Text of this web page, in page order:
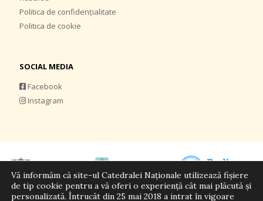
Politica de confidențialitate
Politica de cookie
SOCIAL MEDIA
Facebook
Instagram
Vă informăm că site-ul Catedralei Naționale utilizează fișiere
de tip cookie pentru a vă oferi o experiență cât mai plăcută și
personalizată. Întrucât din 25 mai 2018 a intrat în vigoare